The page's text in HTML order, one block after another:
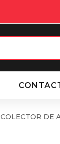
COLECTOR DE